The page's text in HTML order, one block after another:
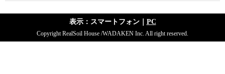
表示：スマートフォン｜ PC
Copyright RealSoil House /WADAKEN Inc. All right reserved.